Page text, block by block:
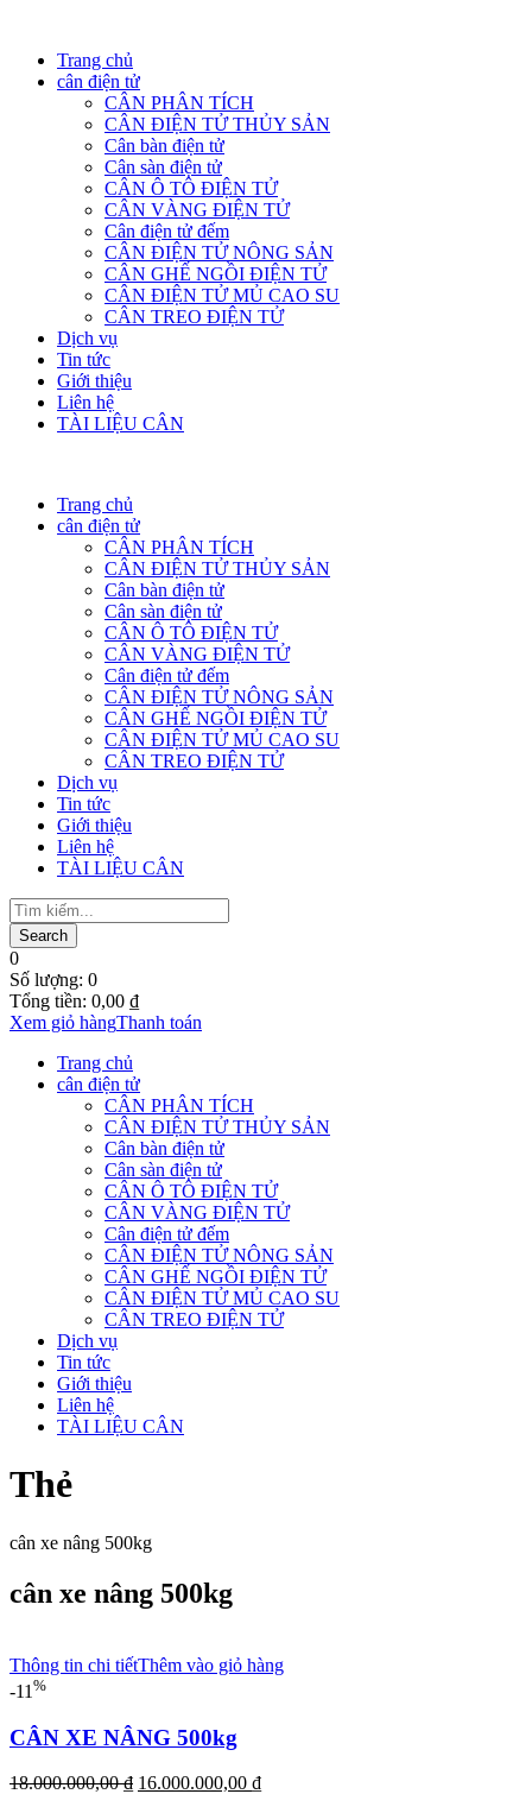
Trang chủ
cân điện tử
CÂN PHÂN TÍCH
CÂN ĐIỆN TỬ THỦY SẢN
Cân bàn điện tử
Cân sàn điện tử
CÂN Ô TÔ ĐIỆN TỬ
CÂN VÀNG ĐIỆN TỬ
Cân điện tử đếm
CÂN ĐIỆN TỬ NÔNG SẢN
CÂN GHẾ NGỒI ĐIỆN TỬ
CÂN ĐIỆN TỬ MỦ CAO SU
CÂN TREO ĐIỆN TỬ
Dịch vụ
Tin tức
Giới thiệu
Liên hệ
TÀI LIỆU CÂN
Trang chủ
cân điện tử
CÂN PHÂN TÍCH
CÂN ĐIỆN TỬ THỦY SẢN
Cân bàn điện tử
Cân sàn điện tử
CÂN Ô TÔ ĐIỆN TỬ
CÂN VÀNG ĐIỆN TỬ
Cân điện tử đếm
CÂN ĐIỆN TỬ NÔNG SẢN
CÂN GHẾ NGỒI ĐIỆN TỬ
CÂN ĐIỆN TỬ MỦ CAO SU
CÂN TREO ĐIỆN TỬ
Dịch vụ
Tin tức
Giới thiệu
Liên hệ
TÀI LIỆU CÂN
0
Số lượng: 0
Tổng tiền: 0,00 ₫
Xem giỏ hàngThanh toán
Trang chủ
cân điện tử
CÂN PHÂN TÍCH
CÂN ĐIỆN TỬ THỦY SẢN
Cân bàn điện tử
Cân sàn điện tử
CÂN Ô TÔ ĐIỆN TỬ
CÂN VÀNG ĐIỆN TỬ
Cân điện tử đếm
CÂN ĐIỆN TỬ NÔNG SẢN
CÂN GHẾ NGỒI ĐIỆN TỬ
CÂN ĐIỆN TỬ MỦ CAO SU
CÂN TREO ĐIỆN TỬ
Dịch vụ
Tin tức
Giới thiệu
Liên hệ
TÀI LIỆU CÂN
Thẻ
cân xe nâng 500kg
cân xe nâng 500kg
Thông tin chi tiếtThêm vào giỏ hàng
-11 %
CÂN XE NÂNG 500kg
18.000.000,00₫ Giá
16.000.000,00 ₫Giá